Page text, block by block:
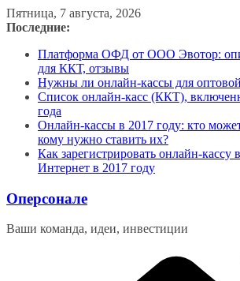
Перейти
к
Пятница, 7 августа, 2026
Последние:
Платформа ОФД от ООО Эвотор:
для ККТ, отзывы
Нужны ли онлайн-кассы для
Список онлайн-касс (ККТ),
года
Онлайн-кассы в 2017 году: кто
кому нужно ставить их?
Как зарегистрировать онлайн-кассу
Интернет в 2017 году
Оперсонале
Ваши команда, идеи, инвестиции